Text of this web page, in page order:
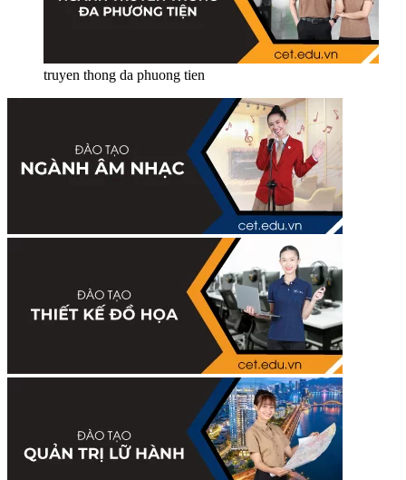
truyen thong da phuong tien